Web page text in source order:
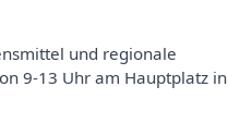
und regionale
9-13 Uhr am Hauptplatz in